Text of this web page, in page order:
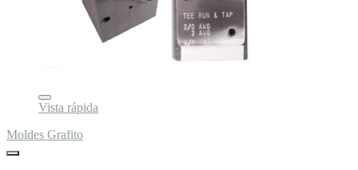
Vista rápida
Moldes Grafito